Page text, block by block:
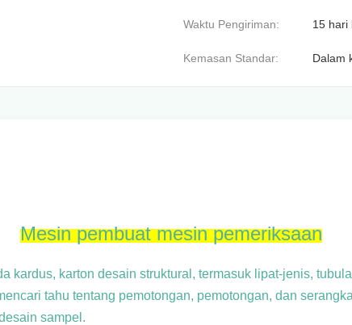
Waktu Pengiriman: 15 hari
Kemasan Standar: Dalam
Mesin pembuat mesin pemeriksaan
kardus, karton desain struktural, termasuk lipat-jenis,
tahu tentang pemotongan, pemotongan, dan
sampel.